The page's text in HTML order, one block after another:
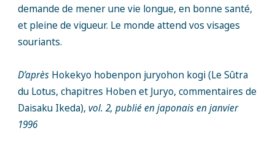
demande de mener une vie longue, en bonne santé,
et pleine de vigueur. Le monde attend vos visages
souriants.
D’aprèsHokekyo hobenpon juryohon kogi (Le Sûtra
du Lotus, chapitres Hoben et Juryo, commentaires de
Daisaku Ikeda), vol. 2, publié en japonais en janvier
1996